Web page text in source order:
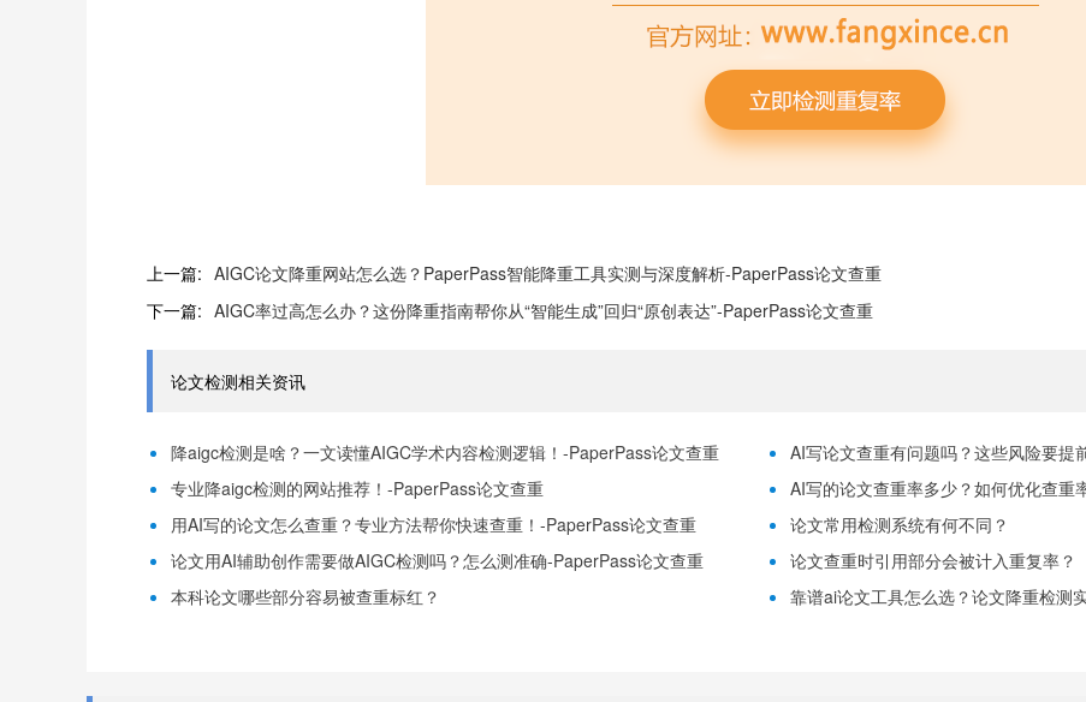
上一篇: AIGC论文降重网站怎么选？PaperPass智能降重工具实测与深度解析-PaperPass论文查重
下一篇: AIGC率过高怎么办？这份降重指南帮你从“智能生成”回归“原创表达”-PaperPass论文查重
论文检测相关资讯
降aigc检测是啥？一文读懂AIGC学术内容检测逻辑！-PaperPass论文查重
AI写论文查重有问题吗？这些风险要提
专业降aigc检测的网站推荐！-PaperPass论文查重
AI写的论文查重率多少？如何优化查重
用AI写的论文怎么查重？专业方法帮你快速查重！-PaperPass论文查重
论文常用检测系统有何不同？
论文用AI辅助创作需要做AIGC检测吗？怎么测准确-PaperPass论文查重
论文查重时引用部分会被计入重复率？
本科论文哪些部分容易被查重标红？
靠谱ai论文工具怎么选？论文降重检测